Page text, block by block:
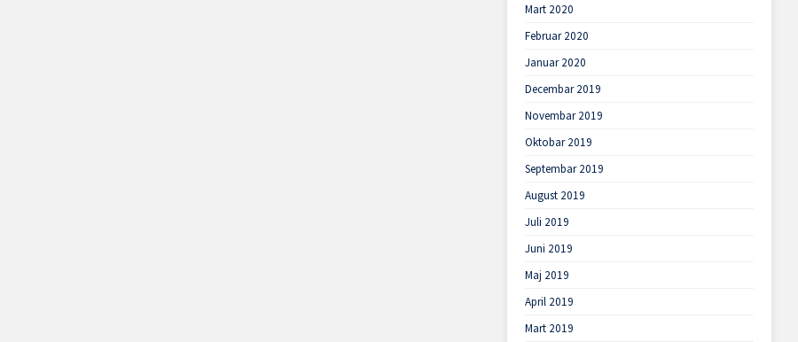
Mart 2020
Februar 2020
Januar 2020
Decembar 2019
Novembar 2019
Oktobar 2019
Septembar 2019
August 2019
Juli 2019
Juni 2019
Maj 2019
April 2019
Mart 2019